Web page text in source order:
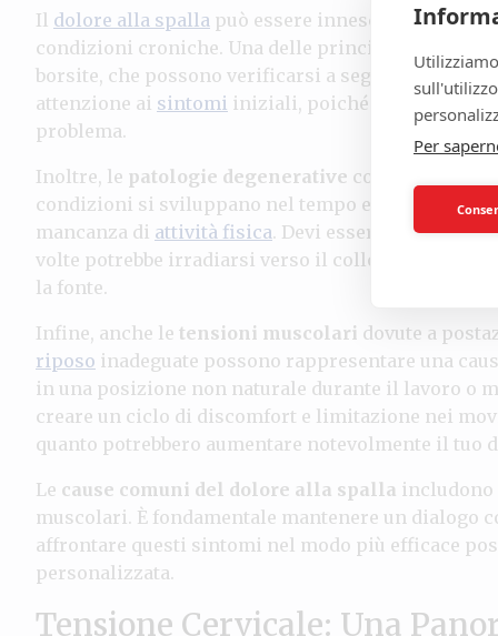
Il dolore alla spalla può essere innescato da una
condizioni croniche. Una delle principali cause è
borsite, che possono verificarsi a seguito di
attenzione ai sintomi iniziali, poiché un
problema.
Inoltre, le patologie degenerative come l’artrosi
condizioni si sviluppano nel tempo e possono
mancanza di attività fisica. Devi essere
volte potrebbe irradiarsi verso il collo e la parte
la fonte.
Infine, anche le tensioni muscolari dovute a
riposo inadeguate possono rappresentare una
in una posizione non naturale durante il lavoro o
creare un ciclo di discomfort e limitazione nei
quanto potrebbero aumentare notevolmente il tuo
Le cause comuni del dolore alla spalla includono
muscolari. È fondamentale mantenere un dialogo
affrontare questi sintomi nel modo più efficace
personalizzata.
Tensione Cervicale: Una
Per